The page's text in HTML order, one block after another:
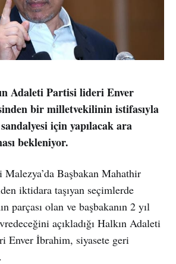
Adaleti Partisi lideri Enver
bir milletvekilinin istifasıyla
için yapılacak ara
bekleniyor.
Başbakan Mahathir
iktidara taşıyan seçimlerde
parçası olan ve başbakanın 2 yıl
açıkladığı Halkın Adaleti
Enver İbrahim, siyasete geri